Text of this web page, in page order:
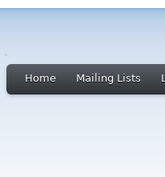
Home Mailing Lists